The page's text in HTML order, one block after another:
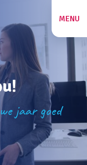
ZOEKEN
MENU
jaar goed